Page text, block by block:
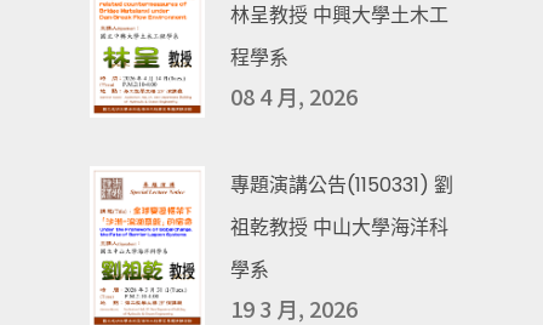
林呈教授 中興大學土木工
程學系
08 4 月, 2026
專題演講公告(1150331) 劉
祖乾教授 中山大學海洋科
學系
19 3 月, 2026